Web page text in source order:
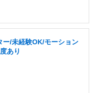
ー/未経験OK/モーション
あり